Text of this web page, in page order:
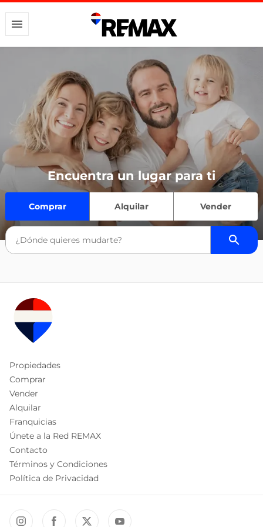
Encuentra un lugar para ti
Comprar Alquilar Vender
Propiedades
Comprar
Vender
Alquilar
Franquicias
Únete a la Red REMAX
Contacto
Términos y Condiciones
Política de Privacidad